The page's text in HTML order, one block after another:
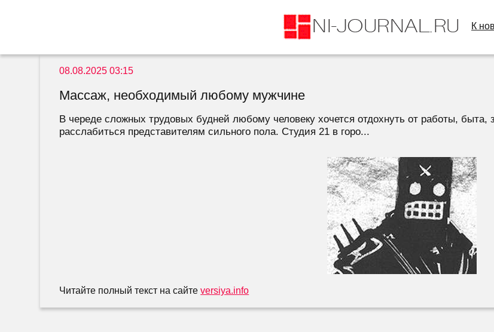
К
08.08.2025 03:15
Массаж, необходимый любому мужчине
В череде сложных трудовых будней любому человеку хочется отдохнуть от работы,
расслабиться представителям сильного пола. Студия 21 в горо...
Читайте полный текст на сайтеversiya.info